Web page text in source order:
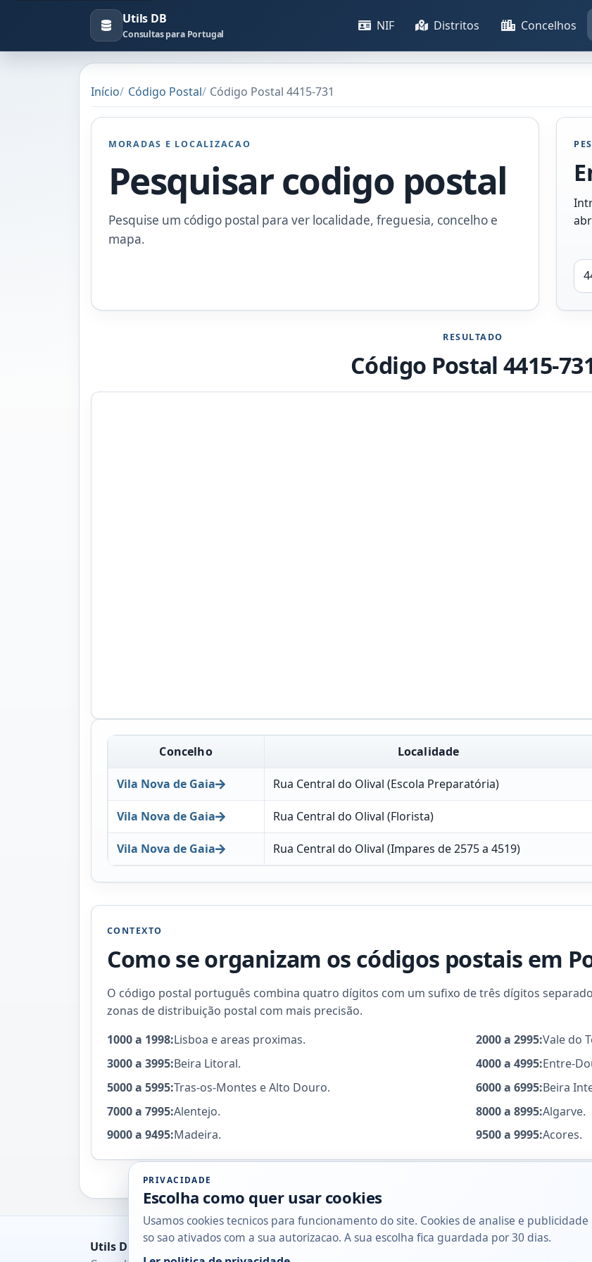
Utils DB
Consultas para Portugal
NIF Distritos Concelhos
Início Código Postal Código Postal 4415-731
MORADAS E LOCALIZACAO
Pesquisar codigo postal
Pesquise um código postal para ver localidade, freguesia, concelho e
mapa.
RESULTADO
Código Postal 4415-
Concelho Localidade
Vila Nova de Gaia Rua Central do Olival (Escola Preparatória)
Vila Nova de Gaia Rua Central do Olival (Florista)
Vila Nova de Gaia Rua Central do Olival (Impares de 2575 a 4519)
CONTEXTO
Como se organizam os códigos postais em
O código postal português combina quatro dígitos com um sufixo de três dígitos
zonas de distribuição postal com mais precisão.
1000 a 1998:Lisboa e areas proximas. 2000 a 2995:Vale do
3000 a 3995:Beira Litoral. 4000 a 4995:Entre-
5000 a 5995:Tras-os-Montes e Alto Douro. 6000 a 6995:Beira
7000 a 7995:Alentejo. 8000 a 8995:Algarve.
9000 a 9495:Madeira. 9500 a 9995:Acores.
Utils DB
PRIVACIDADE
Escolha como quer usar cookies
Usamos cookies tecnicos para funcionamento do site. Cookies de analise e publicidade
so sao ativados com a sua autorizacao. A sua escolha fica guardada por 30 dias.